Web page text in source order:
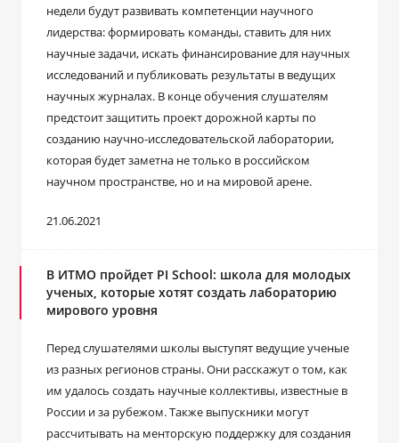
недели будут развивать компетенции научного
лидерства: формировать команды, ставить для них
научные задачи, искать финансирование для научных
исследований и публиковать результаты в ведущих
научных журналах. В конце обучения слушателям
предстоит защитить проект дорожной карты по
созданию научно-исследовательской лаборатории,
которая будет заметна не только в российском
научном пространстве, но и на мировой арене.
21.06.2021
В ИТМО пройдет PI School: школа для молодых
ученых, которые хотят создать лабораторию
мирового уровня
Перед слушателями школы выступят ведущие ученые
из разных регионов страны. Они расскажут о том, как
им удалось создать научные коллективы, известные в
России и за рубежом. Также выпускники могут
рассчитывать на менторскую поддержку для создания